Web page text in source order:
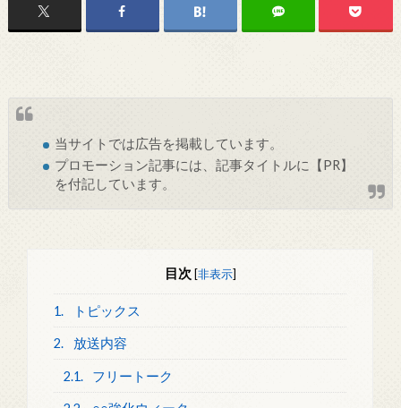
当サイトでは広告を掲載しています。
プロモーション記事には、記事タイトルに【PR】
を付記しています。
目次 [非表示]
1. トピックス
2. 放送内容
2.1. フリートーク